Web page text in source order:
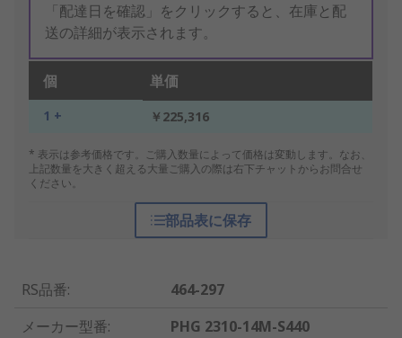
「配達日を確認」をクリックすると、在庫と配
送の詳細が表示されます。
個 単価
1 + ￥225,316
* 表示は参考価格です。ご購入数量によって価格は変動します。なお、
上記数量を大きく超える大量ご購入の際は右下チャットからお問合せ
ください。
部品表に保存
RS品番:
464-297
メーカー型番:
PHG 2310-14M-S440